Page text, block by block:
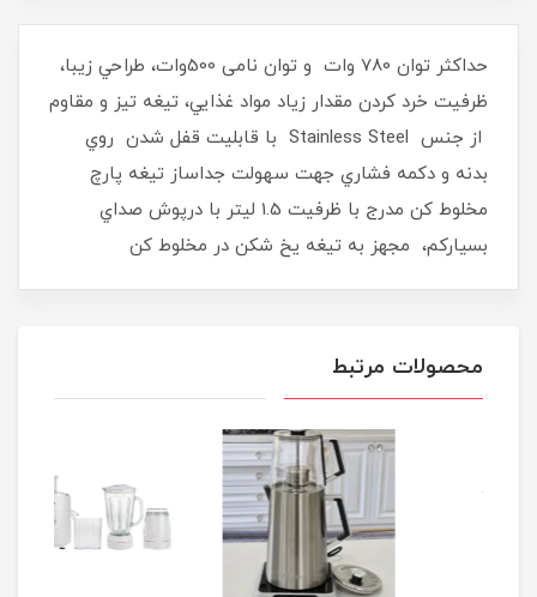
حداکثر توان 780 وات و توان نامی 500وات، طراحي زيبا،
ظرفيت خرد كردن مقدار زياد مواد غذايي، تيغه تیز و مقاوم
از جنس Stainless Steel با قابليت قفل شدن روي
بدنه و دکمه فشاري جهت سهولت جداساز تیغه پارچ
مخلوط كن مدرج با ظرفيت 1.5 ليتر با درپوش صداي
بسياركم، مجهز به تيغه يخ شكن در مخلوط كن
محصولات مرتبط